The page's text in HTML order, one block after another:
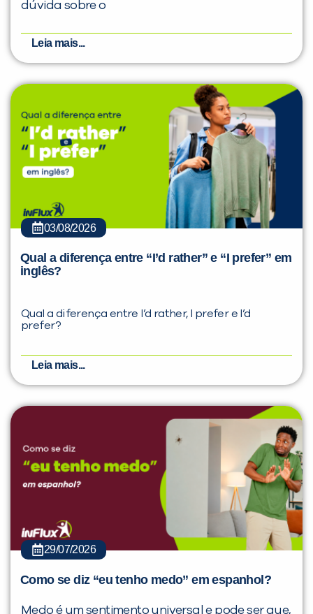
dúvida sobre o
Leia mais...
03/08/2026
Qual a diferença entre “I’d rather” e “I prefer” em
inglês?
Qual a diferença entre I’d rather, I prefer e I’d
prefer?
Leia mais...
29/07/2026
Como se diz “eu tenho medo” em espanhol?
Medo é um sentimento universal e pode ser que,